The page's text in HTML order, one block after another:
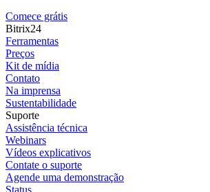
Comece grátis
Bitrix24
Ferramentas
Preços
Kit de mídia
Contato
Na imprensa
Sustentabilidade
Suporte
Assistência técnica
Webinars
Vídeos explicativos
Contate o suporte
Agende uma demonstração